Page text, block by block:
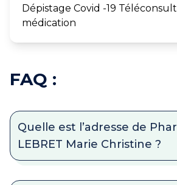
Dépistage Covid -19
médication
FAQ :
Quelle est l’adresse de
LEBRET Marie Christine ?